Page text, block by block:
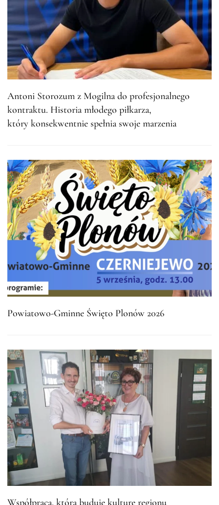
Antoni Storozum z Mogilna do profesjonalnego
kontraktu. Historia młodego piłkarza,
który konsekwentnie spełnia swoje marzenia
Powiatowo-Gminne Święto Plonów 2026